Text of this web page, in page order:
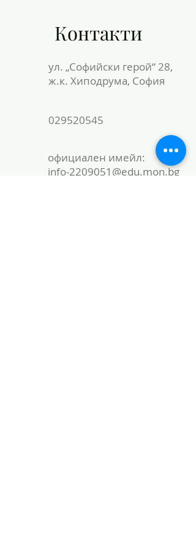
Контакти
ул. „Софийски герой“ 28,
ж.к. Хиподрума, София
029520545
официален имейл:
info-2209051@edu.mon.bg